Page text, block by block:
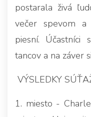
postarala živá
večer spevom a
piesní. Účastníci
tancov a na záver
VÝSLEDKY
1. miesto -